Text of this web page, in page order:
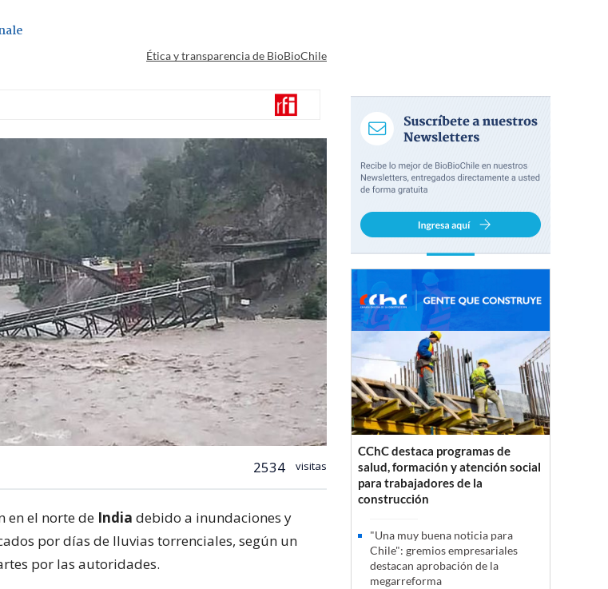
Ética y transparencia de BioBioChile
2534 visitas
en el norte de India debido a inundaciones y
por días de lluvias torrenciales, según un
por las autoridades.
CChC destaca programas de
salud, formación y atención social
para trabajadores de la
construcción
"Una muy buena noticia para
Chile": gremios empresariales
destacan aprobación de la
megarreforma